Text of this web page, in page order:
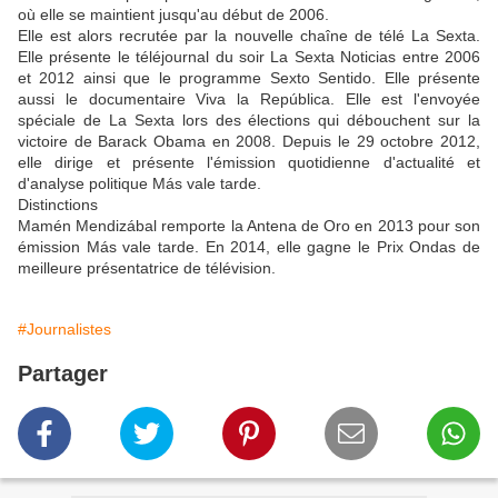
où elle se maintient jusqu'au début de 2006.
Elle est alors recrutée par la nouvelle chaîne de télé La Sexta.
Elle présente le téléjournal du soir La Sexta Noticias entre 2006
et 2012 ainsi que le programme Sexto Sentido. Elle présente
aussi le documentaire Viva la República. Elle est l'envoyée
spéciale de La Sexta lors des élections qui débouchent sur la
victoire de Barack Obama en 2008. Depuis le 29 octobre 2012,
elle dirige et présente l'émission quotidienne d'actualité et
d'analyse politique Más vale tarde.
Distinctions
Mamén Mendizábal remporte la Antena de Oro en 2013 pour son
émission Más vale tarde. En 2014, elle gagne le Prix Ondas de
meilleure présentatrice de télévision.
#Journalistes
Partager